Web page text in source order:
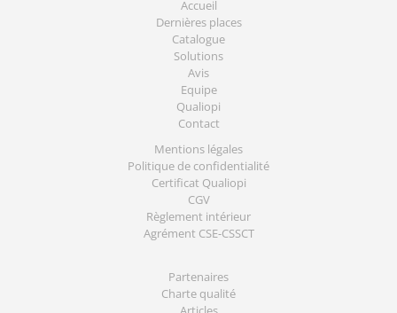
Accueil
Dernières places
Catalogue
Solutions
Avis
Equipe
Qualiopi
Contact
Mentions légales
Politique de confidentialité
Certificat Qualiopi
CGV
Règlement intérieur
Agrément CSE-CSSCT
Partenaires
Charte qualité